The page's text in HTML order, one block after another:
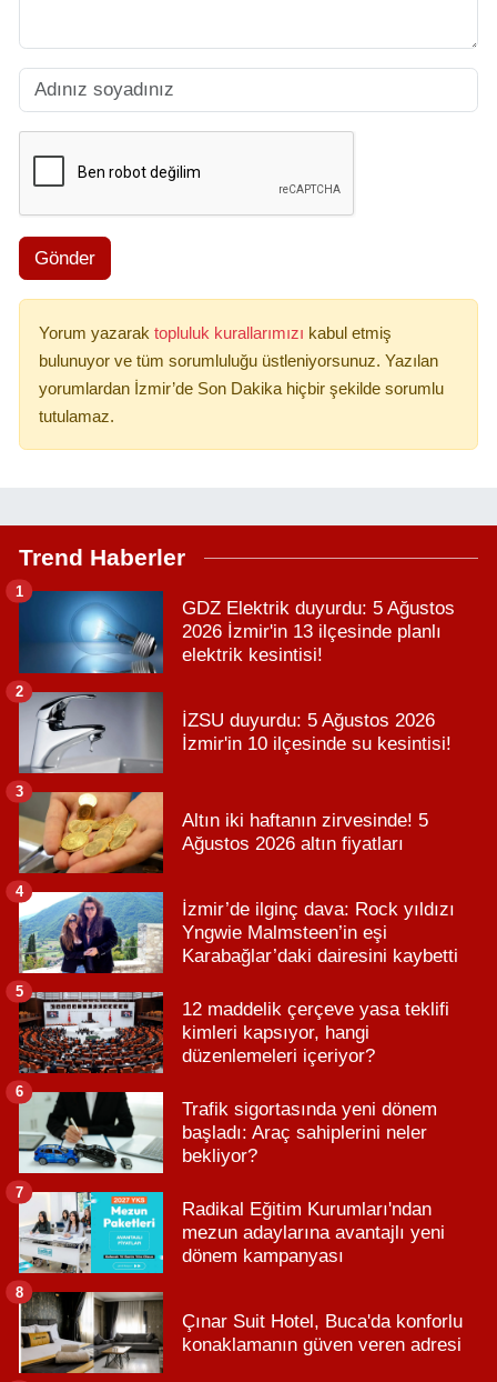
Gönder
Yorum yazarak topluluk kurallarımızı kabul etmiş
bulunuyor ve tüm sorumluluğu üstleniyorsunuz. Yazılan
yorumlardan İzmir’de Son Dakika hiçbir şekilde sorumlu
tutulamaz.
Trend Haberler
GDZ Elektrik duyurdu: 5 Ağustos
2026 İzmir'in 13 ilçesinde planlı
elektrik kesintisi!
1
İZSU duyurdu: 5 Ağustos 2026
İzmir'in 10 ilçesinde su kesintisi!
2
Altın iki haftanın zirvesinde! 5
Ağustos 2026 altın fiyatları
3
İzmir’de ilginç dava: Rock yıldızı
Yngwie Malmsteen’in eşi
Karabağlar’daki dairesini kaybetti
4
12 maddelik çerçeve yasa teklifi
kimleri kapsıyor, hangi
düzenlemeleri içeriyor?
5
Trafik sigortasında yeni dönem
başladı: Araç sahiplerini neler
bekliyor?
6
Radikal Eğitim Kurumları'ndan
mezun adaylarına avantajlı yeni
dönem kampanyası
7
Çınar Suit Hotel, Buca'da konforlu
konaklamanın güven veren adresi
8